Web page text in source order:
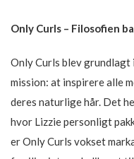
Only Curls – Filosofien
Only Curls blev grundlagt
mission: at inspirere alle
deres naturlige hår. Det
hvor Lizzie personligt
er Only Curls vokset